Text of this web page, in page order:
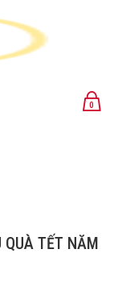
0
QUÀ TẾT NĂM